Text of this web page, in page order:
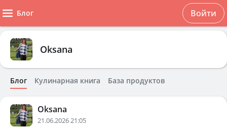
Блог Войти
Oksana
Блог Кулинарная книга База продуктов
Oksana
21.06.2026 21:05